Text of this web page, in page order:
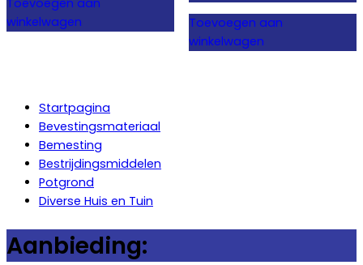
winkelwagen
Toevoegen aan
winkelwagen
Startpagina
Bevestingsmateriaal
Bemesting
Bestrijdingsmiddelen
Potgrond
Diverse Huis en Tuin
Aanbieding: